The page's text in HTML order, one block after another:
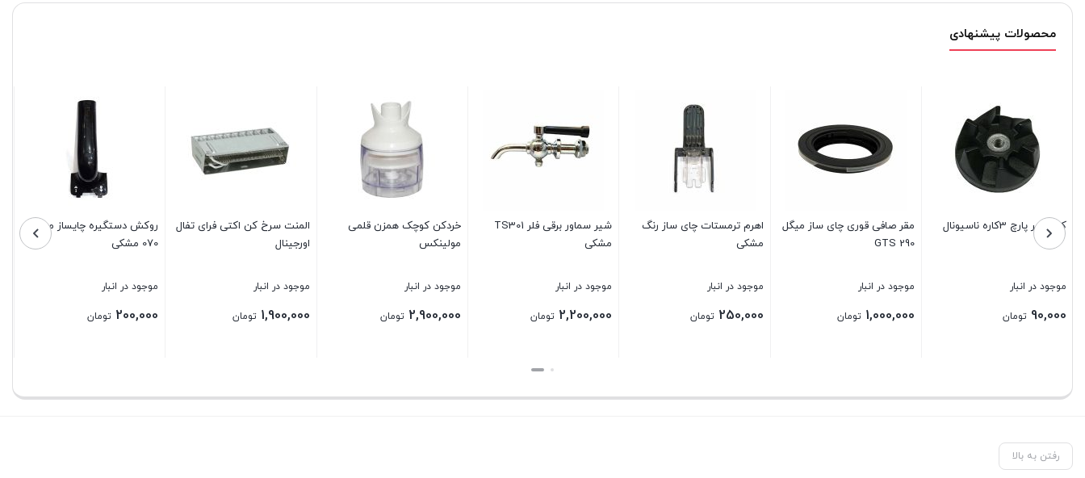
محصولات پیشنهادی
کوبل زیر پارچ 3کاره ناسیونال
موجود در انبار
90,000 تومان
مقر صافی قوری چای ساز میگل
GTS 290
موجود در انبار
1,000,000 تومان
اهرم ترمستات چای ساز رنگ
مشکی
موجود در انبار
250,000 تومان
شیر سماور برقی فلر TS301
مشکی
موجود در انبار
2,200,000 تومان
خردکن کوچک همزن قلمی
مولینکس
موجود در انبار
2,900,000 تومان
المنت سرخ کن اکتی فرای تفال
اورجینال
موجود در انبار
1,900,000 تومان
روکش دستگیره چایساز میگل
070 مشکی
موجود در انبار
200,000 تومان
رفتن به بالا